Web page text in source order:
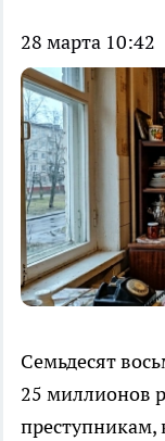
28 марта 10:42
Семьдесят
25 миллионов
преступникам,